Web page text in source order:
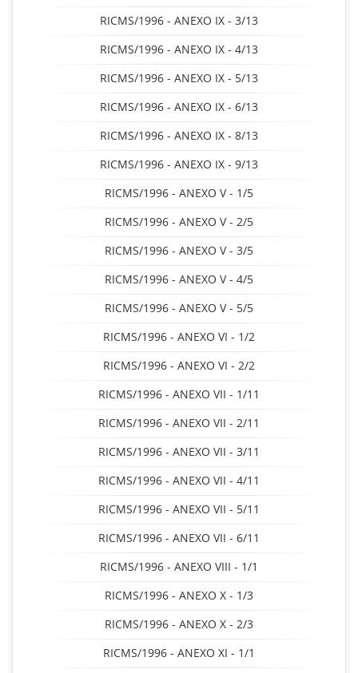
RICMS/1996 - ANEXO IX - 3/13
RICMS/1996 - ANEXO IX - 4/13
RICMS/1996 - ANEXO IX - 5/13
RICMS/1996 - ANEXO IX - 6/13
RICMS/1996 - ANEXO IX - 8/13
RICMS/1996 - ANEXO IX - 9/13
RICMS/1996 - ANEXO V - 1/5
RICMS/1996 - ANEXO V - 2/5
RICMS/1996 - ANEXO V - 3/5
RICMS/1996 - ANEXO V - 4/5
RICMS/1996 - ANEXO V - 5/5
RICMS/1996 - ANEXO VI - 1/2
RICMS/1996 - ANEXO VI - 2/2
RICMS/1996 - ANEXO VII - 1/11
RICMS/1996 - ANEXO VII - 2/11
RICMS/1996 - ANEXO VII - 3/11
RICMS/1996 - ANEXO VII - 4/11
RICMS/1996 - ANEXO VII - 5/11
RICMS/1996 - ANEXO VII - 6/11
RICMS/1996 - ANEXO VIII - 1/1
RICMS/1996 - ANEXO X - 1/3
RICMS/1996 - ANEXO X - 2/3
RICMS/1996 - ANEXO XI - 1/1